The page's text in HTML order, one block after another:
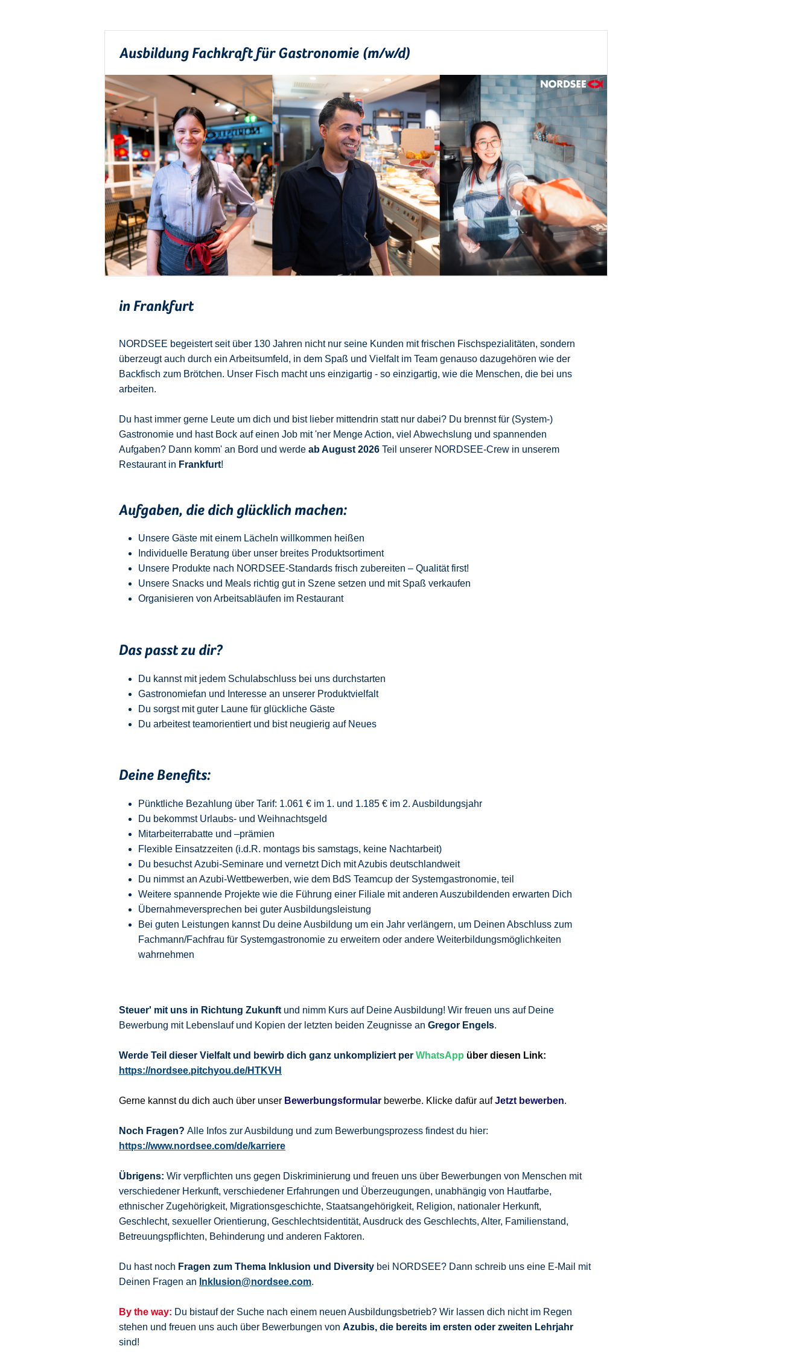
Ausbildung Fachkraft für Gastronomie (m/w/d)
in Frankfurt
NORDSEE begeistert seit über 130 Jahren nicht nur seine Kunden mit frischen Fischspezialitäten, sondern
überzeugt auch durch ein Arbeitsumfeld, in dem Spaß und Vielfalt im Team genauso dazugehören wie der
Backfisch zum Brötchen. Unser Fisch macht uns einzigartig - so einzigartig, wie die Menschen, die bei uns
arbeiten.
Du hast immer gerne Leute um dich und bist lieber mittendrin statt nur dabei? Du brennst für (System-)
Gastronomie und hast Bock auf einen Job mit 'ner Menge Action, viel Abwechslung und spannenden
Aufgaben? Dann komm' an Bord und werde ab August 2026 Teil unserer NORDSEE-Crew in unserem
Restaurant in Frankfurt!
Aufgaben, die dich glücklich machen:
Unsere Gäste mit einem Lächeln willkommen heißen
Individuelle Beratung über unser breites Produktsortiment
Unsere Produkte nach NORDSEE-Standards frisch zubereiten – Qualität first!
Unsere Snacks und Meals richtig gut in Szene setzen und mit Spaß verkaufen
Organisieren von Arbeitsabläufen im Restaurant
Das passt zu dir?
Du kannst mit jedem Schulabschluss bei uns durchstarten
Gastronomiefan und
Interesse an unserer Produktvielfalt
Du sorgst mit guter Laune für glückliche Gäste
Du arbeitest teamorientiert und bist neugierig auf Neues
Deine Benefits:
Pünktliche Bezahlung über Tarif: 1.061 € im 1. und 1.185 € im 2. Ausbildungsjahr
Du bekommst Urlaubs- und Weihnachtsgeld
Mitarbeiterrabatte und –prämien
Flexible Einsatzzeiten (i.d.R. montags bis samstags, keine Nachtarbeit)
Du besuchst Azubi-Seminare und vernetzt Dich mit Azubis deutschlandweit
Du nimmst an Azubi-Wettbewerben, wie dem BdS Teamcup der Systemgastronomie, teil
Weitere spannende Projekte wie die Führung einer Filiale mit anderen Auszubildenden erwarten Dich
Übernahmeversprechen bei guter Ausbildungsleistung
Bei guten Leistungen kannst Du deine Ausbildung um ein Jahr verlängern, um Deinen Abschluss zum
Fachmann/Fachfrau für Systemgastronomie zu erweitern oder andere Weiterbildungsmöglichkeiten
wahrnehmen
Steuer' mit uns in Richtung Zukunft und nimm Kurs auf Deine Ausbildung! Wir freuen uns auf Deine
Bewerbung mit Lebenslauf und Kopien der letzten beiden Zeugnisse an Gregor Engels.
Werde Teil dieser Vielfalt und bewirb dich ganz unkompliziert per WhatsApp über diesen Link:
https://nordsee.pitchyou.de/HTKVH
Gerne kannst du dich auch über unser Bewerbungsformular bewerbe. Klicke dafür aufJetzt bewerben.
Noch Fragen? Alle Infos zur Ausbildung und zum Bewerbungsprozess findest du hier:
https://www.nordsee.com/de/karriere
Übrigens: Wir verpflichten uns gegen Diskriminierung und freuen uns über Bewerbungen von Menschen mit
verschiedener Herkunft, verschiedener Erfahrungen und Überzeugungen, unabhängig von Hautfarbe,
ethnischer Zugehörigkeit, Migrationsgeschichte, Staatsangehörigkeit, Religion, nationaler Herkunft,
Geschlecht, sexueller Orientierung, Geschlechtsidentität, Ausdruck des Geschlechts, Alter, Familienstand,
Betreuungspflichten, Behinderung und anderen Faktoren.
Du hast noch Fragen zum Thema Inklusion und Diversity bei NORDSEE? Dann schreib uns eine E-Mail mit
Deinen Fragen an Inklusion@nordsee.com.
By the way: Du bistauf der Suche nach einem neuen Ausbildungsbetrieb? Wir lassen dich nicht im Regen
stehen und freuen uns auch über Bewerbungen von Azubis, die bereits im ersten oder zweiten Lehrjahr
sind!